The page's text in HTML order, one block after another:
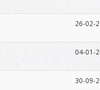
26-02-
04-01-
30-09-